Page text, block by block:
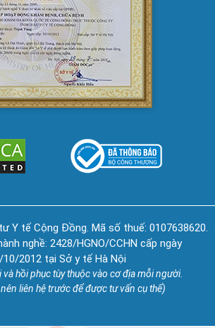
Y tế Cộng Đồng. Mã số thuế: 0107638620.
nghề: 2428/HGNO/CCHN cấp ngày
10/2012 tại Sở y tế Hà Nội
và hồi phục tùy thuộc vào cơ địa mỗi người.
liên hệ trước để được tư vấn cụ thể)